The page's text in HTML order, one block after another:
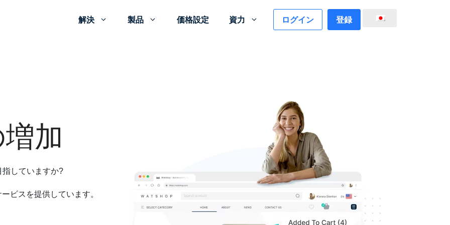
解決 製品 価格設定 資力 ログイン 登録
加
していますか?
ビスを提供しています。